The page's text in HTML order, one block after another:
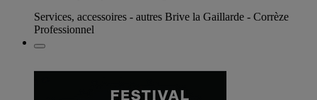
Services, accessoires - autres Brive la Gaillarde - Corrèze
Professionnel